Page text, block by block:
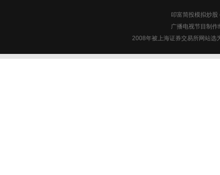
叩富简投模拟炒
广播电视节目制
2008年被上海证券交易所网站选